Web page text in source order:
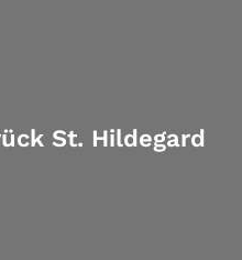
St. Hildegard